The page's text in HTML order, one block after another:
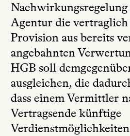
Agentur die
Provision aus bereits
angebahnten
HGB soll
ausgleichen, die
dass einem Vermittler
Vertragsende künftige